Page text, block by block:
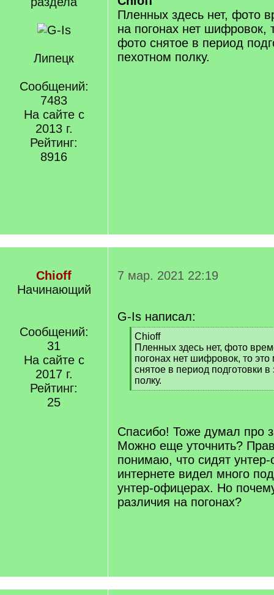
Липецк
Сообщений:
7483
На сайте с
2013 г.
Рейтинг:
8916
Пленных здесь нет, фото
на погонах нет шифровок,
фото снятое в период
пехотном полку.
Chioff
Начинающий
Сообщений:
31
На сайте с
2017 г.
Рейтинг:
25
7 мар. 2021 22:19
G-Is написал:
[
q
]
Chioff
Пленных здесь нет, фото
погонах нет шифровок, то
снятое в период подготовки
полку.
[
Спасибо! Тоже думал про
Можно еще уточнить?
понимаю, что сидят
интернете видел много
унтер-офицерах. Но
различия на погонах?